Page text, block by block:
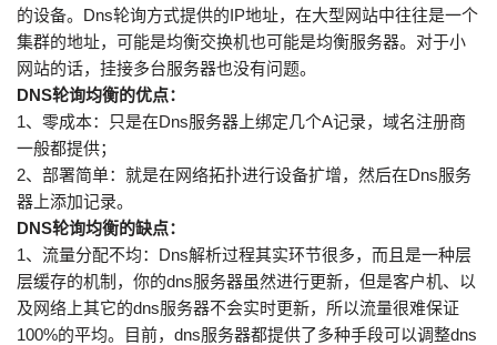
的设备。Dns轮询方式提供的IP地址，在大型网站中往往是一个
集群的地址，可能是均衡交换机也可能是均衡服务器。对于小
网站的话，挂接多台服务器也没有问题。
DNS轮询均衡的优点：
1、零成本：只是在Dns服务器上绑定几个A记录，域名注册商
一般都提供；
2、部署简单：就是在网络拓扑进行设备扩增，然后在Dns服务
器上添加记录。
DNS轮询均衡的缺点：
1、流量分配不均：Dns解析过程其实环节很多，而且是一种层
层缓存的机制，你的dns服务器虽然进行更新，但是客户机、以
及网络上其它的dns服务器不会实时更新，所以流量很难保证
100%的平均。目前，dns服务器都提供了多种手段可以调整dns